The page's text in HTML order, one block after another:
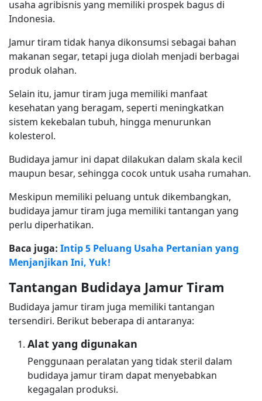
usaha agribisnis yang memiliki prospek bagus di
Indonesia.
Jamur tiram tidak hanya dikonsumsi sebagai bahan
makanan segar, tetapi juga diolah menjadi berbagai
produk olahan.
Selain itu, jamur tiram juga memiliki manfaat
kesehatan yang beragam, seperti meningkatkan
sistem kekebalan tubuh, hingga menurunkan
kolesterol.
Budidaya jamur ini dapat dilakukan dalam skala kecil
maupun besar, sehingga cocok untuk usaha rumahan.
Meskipun memiliki peluang untuk dikembangkan,
budidaya jamur tiram juga memiliki tantangan yang
perlu diperhatikan.
Baca juga: Intip 5 Peluang Usaha Pertanian yang
Menjanjikan Ini, Yuk!
Tantangan Budidaya Jamur Tiram
Budidaya jamur tiram juga memiliki tantangan
tersendiri. Berikut beberapa di antaranya:
Alat yang digunakan
Penggunaan peralatan yang tidak steril dalam
budidaya jamur tiram dapat menyebabkan
kegagalan produksi.